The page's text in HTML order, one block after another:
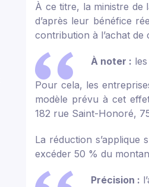
À ce titre, la ministre de
d’après leur bénéfice
contribution à l’achat
À noter :
Pour cela, les
modèle prévu à cet
182 rue Saint-Honoré,
La réduction s’applique
excéder 50 % du
Précision :